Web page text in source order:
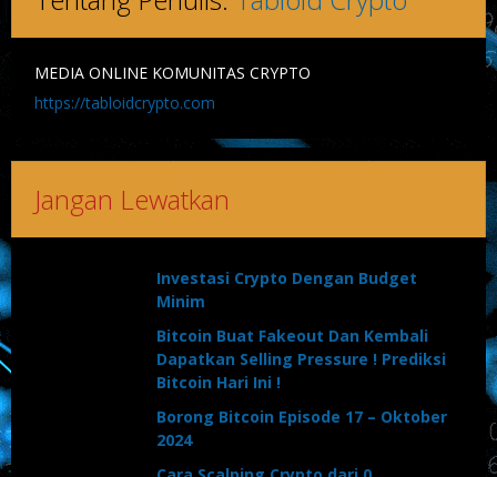
MEDIA ONLINE KOMUNITAS CRYPTO
https://tabloidcrypto.com
Jangan Lewatkan
Investasi Crypto Dengan Budget
Minim
Bitcoin Buat Fakeout Dan Kembali
Dapatkan Selling Pressure ! Prediksi
Bitcoin Hari Ini !
Borong Bitcoin Episode 17 – Oktober
2024